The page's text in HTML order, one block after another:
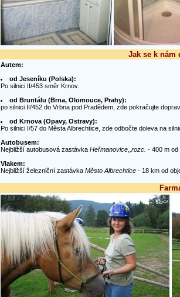
Jak se k nám
Autem:
od Jeseníku (Polska):
Po silnici II/453 směr Krnov.
od Bruntálu (Brna, Olomouce, Prahy):
po silnici II/452 do Vrbna pod Pradědem, zde pokračujte
od Krnova (Opavy, Ostravy):
Po silnici I/57 do Města Albrechtice, zde odbočte doleva na
Autobusem:
Nejbližší autobusová zastávka Heřmanovice,,rozc. - 400 m od
Vlakem:
Nejbližší železniční zastávka Město Albrechtice- 18 km od